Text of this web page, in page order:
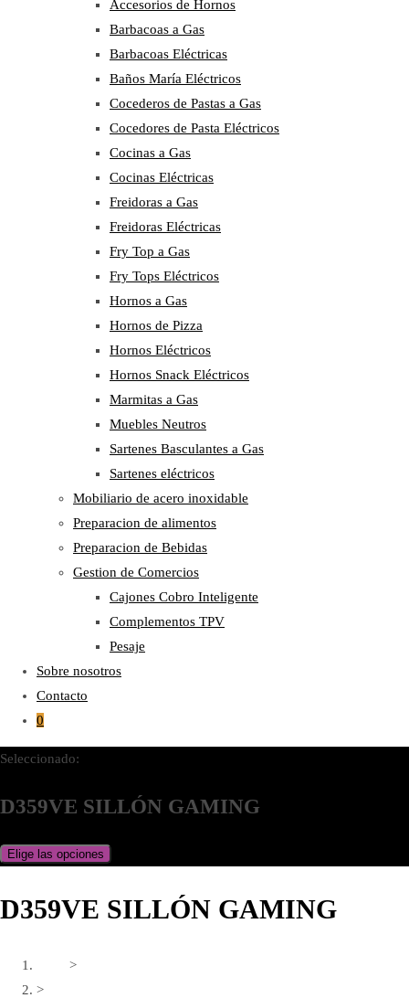
Accesorios de Hornos
Barbacoas a Gas
Barbacoas Eléctricas
Baños María Eléctricos
Cocederos de Pastas a Gas
Cocedores de Pasta Eléctricos
Cocinas a Gas
Cocinas Eléctricas
Freidoras a Gas
Freidoras Eléctricas
Fry Top a Gas
Fry Tops Eléctricos
Hornos a Gas
Hornos de Pizza
Hornos Eléctricos
Hornos Snack Eléctricos
Marmitas a Gas
Muebles Neutros
Sartenes Basculantes a Gas
Sartenes eléctricos
Mobiliario de acero inoxidable
Preparacion de alimentos
Preparacion de Bebidas
Gestion de Comercios
Cajones Cobro Inteligente
Complementos TPV
Pesaje
Sobre nosotros
Contacto
0
Seleccionado:
D359VE SILLÓN GAMING
Elige las opciones
D359VE SILLÓN GAMING
>
>